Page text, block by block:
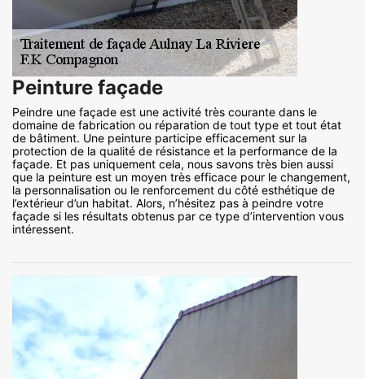
Peinture façade
Peindre une façade est une activité très courante dans le
domaine de fabrication ou réparation de tout type et tout état
de bâtiment. Une peinture participe efficacement sur la
protection de la qualité de résistance et la performance de la
façade. Et pas uniquement cela, nous savons très bien aussi
que la peinture est un moyen très efficace pour le changement,
la personnalisation ou le renforcement du côté esthétique de
l’extérieur d’un habitat. Alors, n’hésitez pas à peindre votre
façade si les résultats obtenus par ce type d’intervention vous
intéressent.